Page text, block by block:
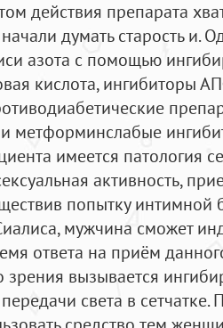
действия препарата
думать старость и.
азота с помощью
кислота, ингибиторы
метформинслабые
имеется патология
активность,
попытку интимной
мужчина сможет
ответа на приём
зрения вызывается
света в